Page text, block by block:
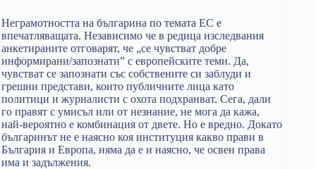
Неграмотността на българина по темата ЕС е
впечатляващата. Независимо че в редица изследвания
анкетираните отговарят, че „се чувстват добре
информирани/запознати” с европейските теми. Да,
чувстват се запознати със собствените си заблуди и
грешни представи, които публичните лица като
политици и журналисти с охота подхранват. Сега, дали
го правят с умисъл или от незнание, не мога да кажа,
най-вероятно е комбинация от двете. Но е вредно. Докато
българинът не е наясно коя институция какво прави в
България и Европа, няма да е и наясно, че освен права
има и задължения.